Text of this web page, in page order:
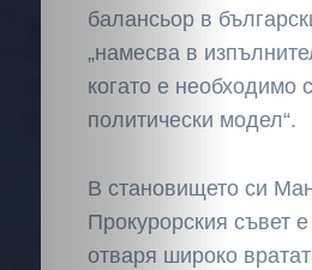
балансьор в
„намесва в
когато е необходимо
политически модел“.
В становището си
Прокурорския съвет
отваря широко